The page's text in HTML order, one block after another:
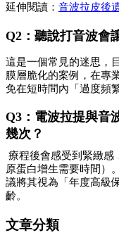
延伸閱讀： 音波拉皮後
Q2：聽說打音波會
這是一個常見的迷思，
膜層脆化的案例，在專
免在短時間內「過度頻
Q3：電波拉提與音
幾次？
原蛋白增生需要時間）
議將其視為「年度高級
齡。
文章分類